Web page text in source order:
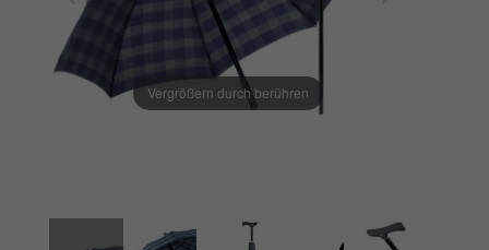
Vergrößern durch berühren